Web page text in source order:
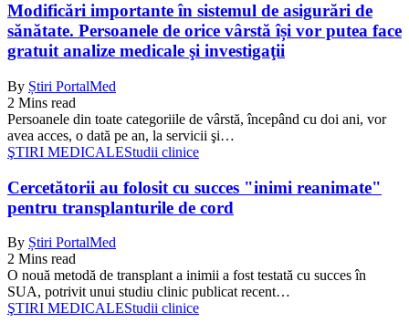
Modificări importante în sistemul de asigurări de
sănătate. Persoanele de orice vârstă își vor putea face
gratuit analize medicale şi investigaţii
By Știri PortalMed
2 Mins read
Persoanele din toate categoriile de vârstă, începând cu doi ani, vor
avea acces, o dată pe an, la servicii şi…
ŞTIRI MEDICALEStudii clinice
Cercetătorii au folosit cu succes "inimi reanimate"
pentru transplanturile de cord
By Știri PortalMed
2 Mins read
O nouă metodă de transplant a inimii a fost testată cu succes în
SUA, potrivit unui studiu clinic publicat recent…
ŞTIRI MEDICALEStudii clinice